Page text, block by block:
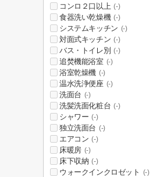
コンロ２口以上 (-)
食器洗い乾燥機 (-)
システムキッチン (-)
対面式キッチン (-)
バス・トイレ別 (-)
追焚機能浴室 (-)
浴室乾燥機 (-)
温水洗浄便座 (-)
洗面台 (-)
洗髪洗面化粧台 (-)
シャワー (-)
独立洗面台 (-)
エアコン (-)
床暖房 (-)
床下収納 (-)
ウォークインクロゼット (-)